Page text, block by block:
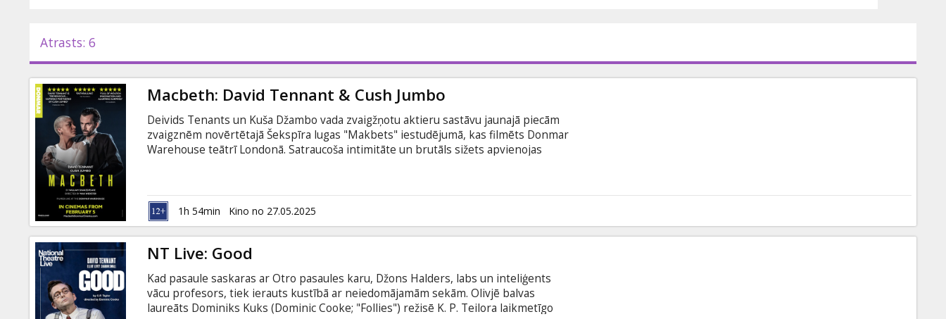
Pasākumi
Ziņas
Dāvanu
kartes
Uzkodas
B2B
Kino
Klubs
Atrasts: 6
Macbeth: David Tennant & Cush Jumbo
Deivids Tenants un Kuša Džambo vada zvaigžņotu aktieru sastāvu jaunajā piecām
zvaigznēm novērtētajā Šekspīra lugas "Makbets" iestudējumā, kas filmēts Donmar
Warehouse teātrī Londonā. Satraucoša intimitāte un brutāls sižets apvienojas
ANGĻU VALODĀ.
1h 54min Kino no 27.05.2025
NT Live: Good
Kad pasaule saskaras ar Otro pasaules karu, Džons Halders, labs un inteliģents
vācu profesors, tiek ierauts kustībā ar neiedomājamām sekām. Olivjē balvas
laureāts Dominiks Kuks (Dominic Cooke; "Follies") režisē K. P. Teilora laikmetīgo